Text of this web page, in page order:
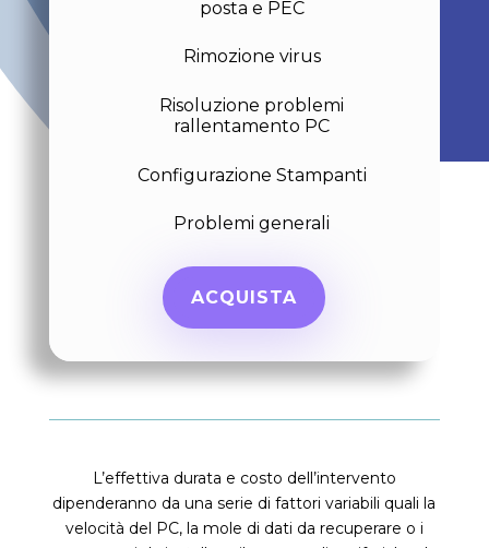
posta e PEC
Rimozione virus
Risoluzione problemi
rallentamento PC
Configurazione Stampanti
Problemi generali
ACQUISTA
L’effettiva durata e costo dell’intervento
dipenderanno da una serie di fattori variabili quali la
velocità del PC, la mole di dati da recuperare o i